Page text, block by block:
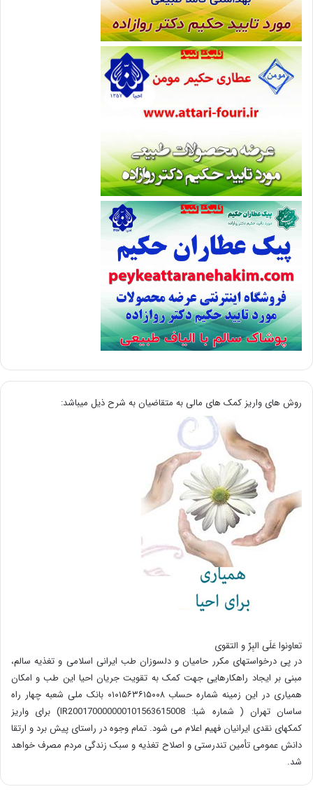
روش های واریز کمک های مالی به متقاضیان به شرح ذیل میباشد:
تعاونوا عَلَی البِرِّ و التقوی
در پی درخواستهای مکرر حامیان و دلسوزان طب ایرانی اسلامی و تغذیه سالم،
مبنی بر ایجاد راهکارهایی جهت کمک به تقویت جریان احیا این طب و امکان
همیاری در این زمینه شماره حساب ۰۱۰۱۵۶۳۶۱۵۰۰۸ بانک ملی شعبه چهار راه
ساسان تهران ( شماره شبا: IR200170000000101563615008) برای واریز
کمکهای نقدی ایرانیان فهیم اعلام می شود. تمام وجوه در راستای پیش برد و ارتقا
دانش عمومی تأمین تندرستی و اصلاح تغذیه و سبک زندگی مردم مصرف خواهد
شد.